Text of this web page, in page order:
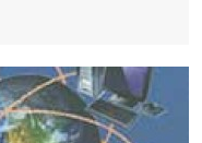
- هل تعلم أن
الحكم، الأدلة،
ويعود له الفضل بأنه